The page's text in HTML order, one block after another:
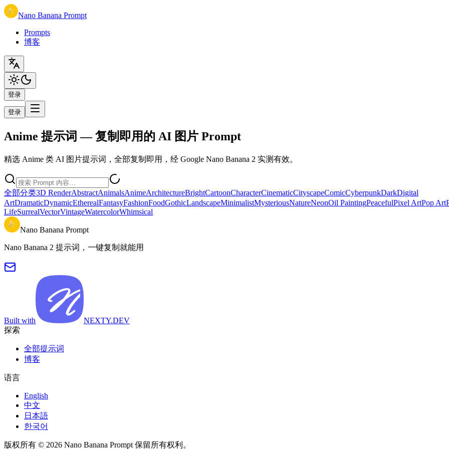
Nano Banana Prompt
Prompts
博客
登录
登录
Anime 提示词 — 复制即用的 AI 图片 Prompt
精选 Anime 类 AI 图片提示词，全部复制即用，经 Google Nano Banana 2 实测有效。
全部分类3D RenderAbstractAnimalsAnimeArchitectureBrightCartoonCharacterCinematicCityscapeComicCyberpunkDarkDigital
ArtDramaticDynamicEtherealFantasyFashionFoodGothicLandscapeMinimalistMysteriousNatureNeonOil PaintingPeacefulPixel ArtPop Art
LifeSurrealVectorVintageWatercolorWhimsical
Nano Banana Prompt
Nano Banana 2 提示词，一键复制就能用
Built with
NEXTY.DEV
探索
全部提示词
博客
语言
English
中文
日本語
한국어
版权所有 © 2026 Nano Banana Prompt 保留所有权利。